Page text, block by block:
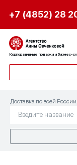
+7 (4852) 28
Корпоративные подарки и бизнес-
Доставка по всей
набором?
придумаем
Заполните
доставки.